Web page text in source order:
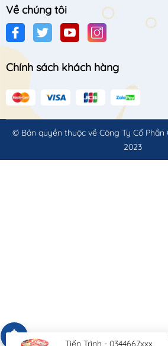
Về chúng tôi
Chính sách khách hàng
© Bản quyền thuộc về Công Ty Cổ
2023
Tiến Trình - 0344667xxx